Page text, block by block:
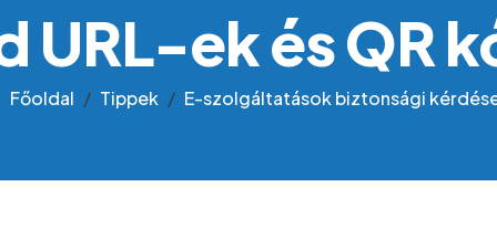
URL-ek és QR
Főoldal Tippek E-szolgáltatások biztonsági